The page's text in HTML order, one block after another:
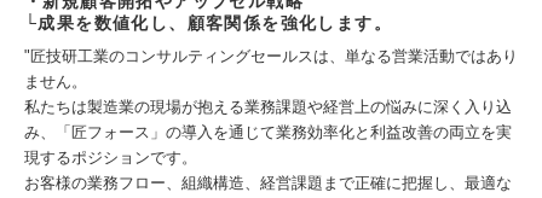
└成果を数値化し、顧客関係を強化します。
"匠技研工業のコンサルティングセールスは、単なる営業活動ではあり
ません。
私たちは製造業の現場が抱える業務課題や経営上の悩みに深く入り込
み、「匠フォース」の導入を通じて業務効率化と利益改善の両立を実
現するポジションです。
お客様の業務フロー、組織構造、経営課題まで正確に把握し、最適な